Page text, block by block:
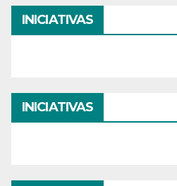
INICIATIVAS
INICIATIVAS